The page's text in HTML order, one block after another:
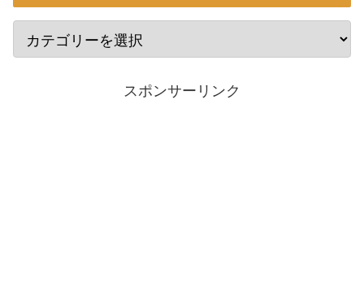
スポンサーリンク